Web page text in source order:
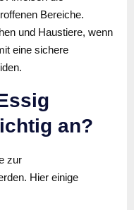
Bereiche.
und Haustiere, wenn
eine sichere
an?
zur
Hier einige